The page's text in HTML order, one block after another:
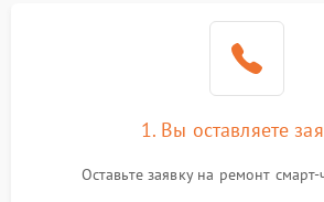
1. Вы оставляете
Оставьте заявку на ремонт